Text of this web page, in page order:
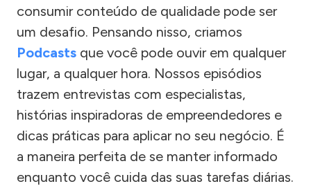
consumir conteúdo de qualidade pode ser
um desafio. Pensando nisso, criamos
Podcasts que você pode ouvir em qualquer
lugar, a qualquer hora. Nossos episódios
trazem entrevistas com especialistas,
histórias inspiradoras de empreendedores e
dicas práticas para aplicar no seu negócio. É
a maneira perfeita de se manter informado
enquanto você cuida das suas tarefas diárias.